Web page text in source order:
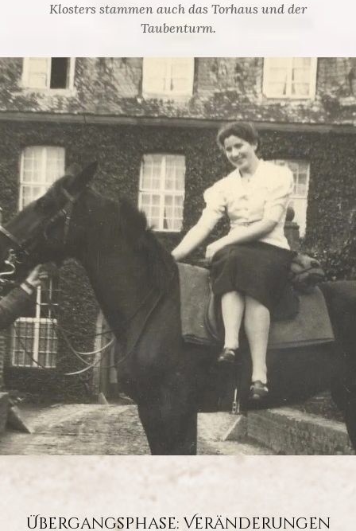
Klosters stammen auch das Torhaus und der
Taubenturm.
Übergangsphase: Veränderungen